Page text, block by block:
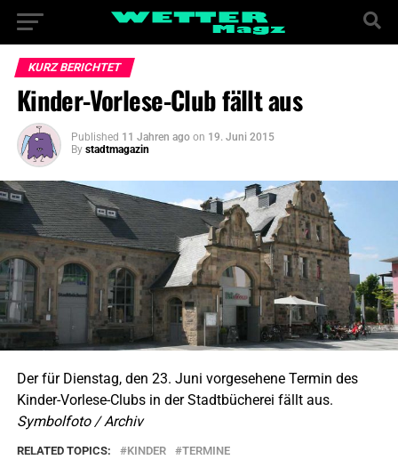
KURZ BERICHTET
Kinder-Vorlese-Club fällt aus
Published 11 Jahren ago on 19. Juni 2015
By stadtmagazin
Der für Dienstag, den 23. Juni vorgesehene Termin des
Kinder-Vorlese-Clubs in der Stadtbücherei fällt aus.
Symbolfoto / Archiv
RELATED TOPICS: KINDER TERMINE